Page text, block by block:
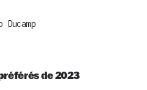
Ducamp
de 2023